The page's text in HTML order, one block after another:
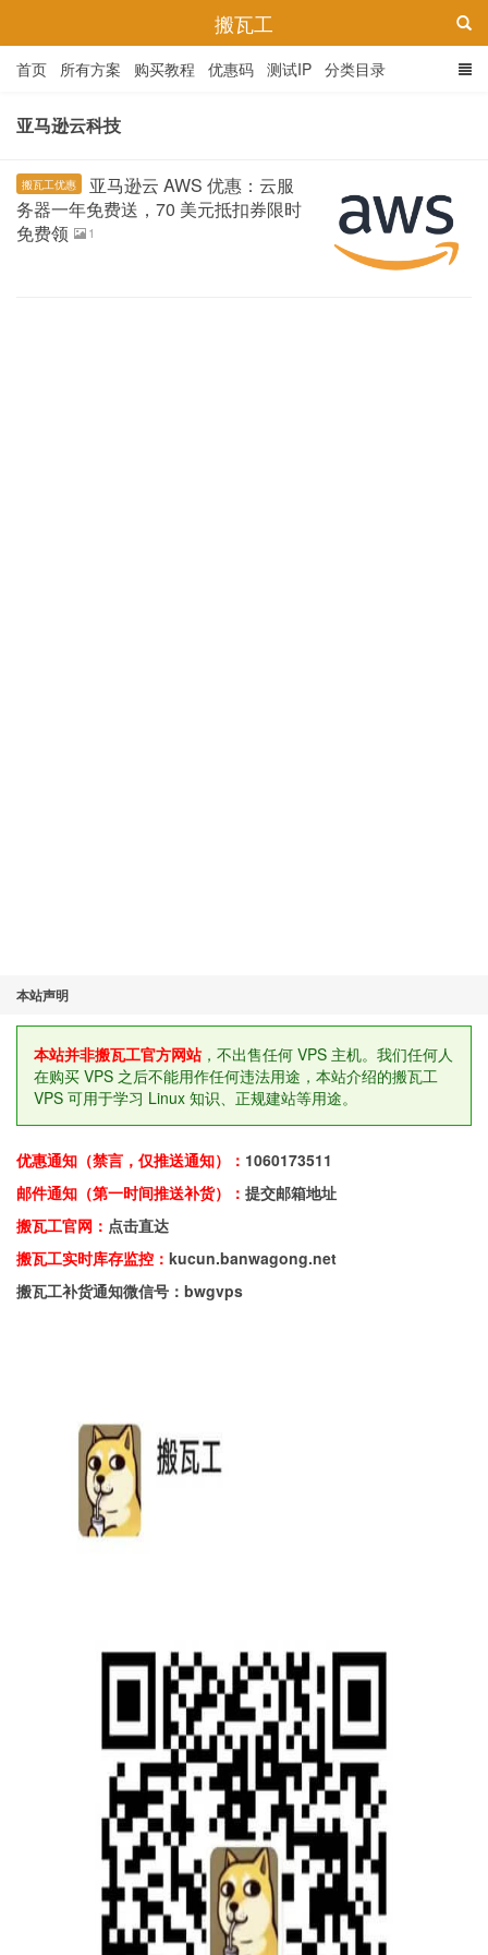
搬瓦工
首页 所有方案 购买教程 优惠码 测试IP 分类目录
亚马逊云科技
搬瓦工优惠
亚马逊云 AWS 优惠：云服
务器一年免费送，70 美元抵扣券限时
免费领
1
本站声明
本站并非搬瓦工官方网站，不出售任何 VPS 主机。我们任何人
在购买 VPS 之后不能用作任何违法用途，本站介绍的搬瓦工
VPS 可用于学习 Linux 知识、正规建站等用途。
优惠通知（禁言，仅推送通知）： 1060173511
邮件通知（第一时间推送补货）： 提交邮箱地址
搬瓦工官网： 点击直达
搬瓦工实时库存监控： kucun.banwagong.net
搬瓦工补货通知微信号：bwgvps